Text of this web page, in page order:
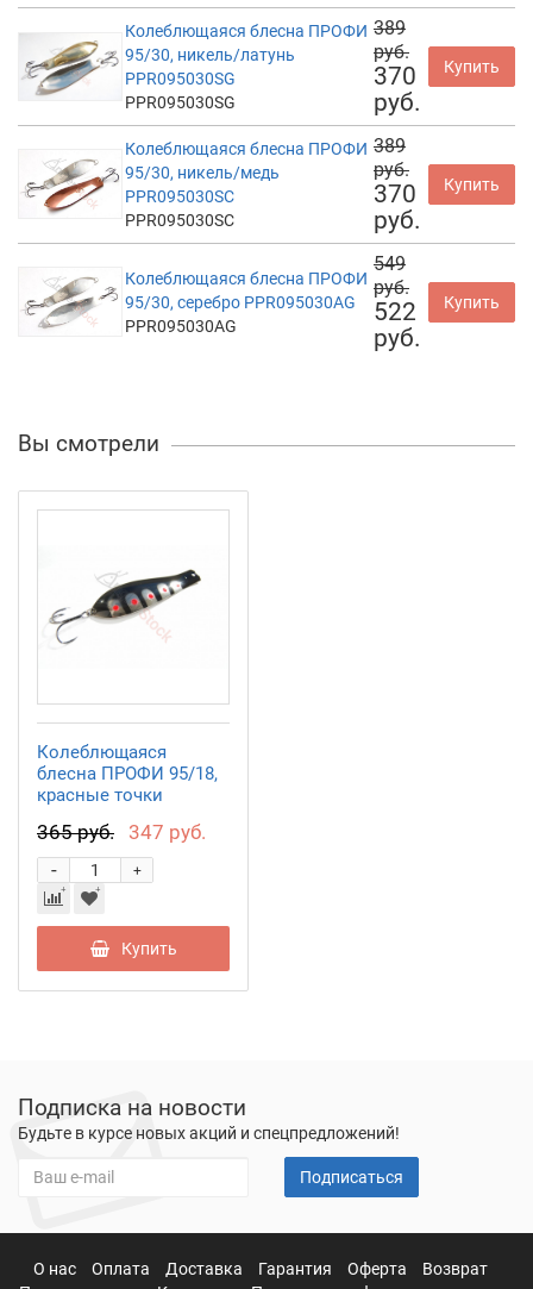
Колеблющаяся блесна ПРОФИ
95/30, никель/латунь
PPR095030SG
PPR095030SG
389
руб.
370
руб.
Купить
Колеблющаяся блесна ПРОФИ
95/30, никель/медь
PPR095030SC
PPR095030SC
389
руб.
370
руб.
Купить
Колеблющаяся блесна ПРОФИ
95/30, серебро PPR095030AG
PPR095030AG
549
руб.
522
руб.
Купить
Вы смотрели
Колеблющаяся
блесна ПРОФИ 95/18,
красные точки
365 руб. 347 руб.
+
-
Купить
Подписка на новости
Будьте в курсе новых акций и спецпредложений!
Подписаться
О нас Оплата Доставка Гарантия Оферта
Возврат